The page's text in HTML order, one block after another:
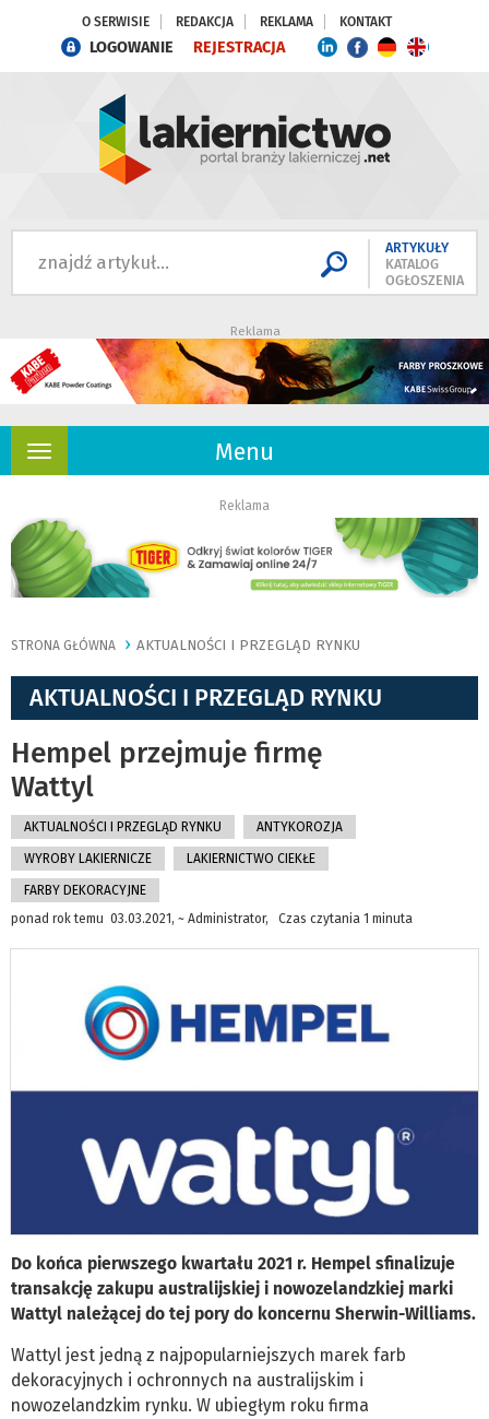
O SERWISIE REDAKCJA REKLAMA KONTAKT
LOGOWANIE REJESTRACJA
ARTYKUŁY
KATALOG
OGŁOSZENIA
Reklama
Menu
Rozwiń
Reklama
STRONA GŁÓWNA AKTUALNOŚCI I PRZEGLĄD RYNKU
AKTUALNOŚCI I PRZEGLĄD RYNKU
Hempel przejmuje firmę
Wattyl
AKTUALNOŚCI I PRZEGLĄD RYNKU ANTYKOROZJA
WYROBY LAKIERNICZE LAKIERNICTWO CIEKŁE
FARBY DEKORACYJNE
ponad rok temu 03.03.2021, ~ Administrator, Czas czytania 1 minuta
Do końca pierwszego kwartału 2021 r. Hempel sfinalizuje
transakcję zakupu australijskiej i nowozelandzkiej marki
Wattyl należącej do tej pory do koncernu Sherwin-Williams.
Wattyl jest jedną z najpopularniejszych marek farb
dekoracyjnych i ochronnych na australijskim i
nowozelandzkim rynku. W ubiegłym roku firma